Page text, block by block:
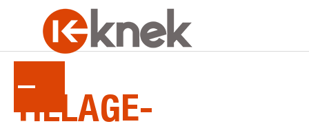
LA SÉRIE
TILLAGE-